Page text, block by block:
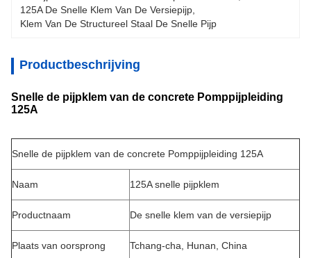
125A De Snelle Klem Van De Versiepijp
Klem Van De Structureel Staal De Snelle Pijp
Productbeschrijving
Snelle de pijpklem van de concrete Pomppijpleiding
125A
Snelle de pijpklem van de concrete Pomppijpleiding 125A
Naam 125A snelle pijpklem
Productnaam De snelle klem van de versiepijp
Plaats van oorsprong Tchang-cha, Hunan, China